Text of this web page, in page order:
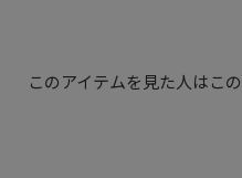
このアイテムを見た人はこ